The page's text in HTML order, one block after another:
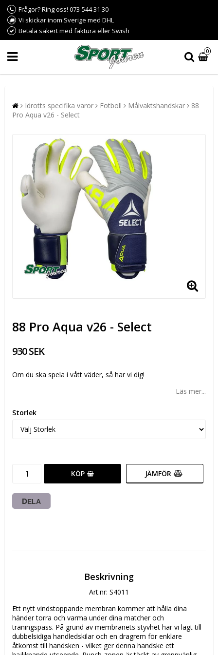
Frågor? Ring oss! 073-544 31 30
Vi skickar inom Sverige med DHL
Betala säkert med faktura eller Swish
0
Idrotts specifika varor Fotboll Målvaktshandskar
88
Pro Aqua v26 - Select
88 Pro Aqua v26 - Select
930 SEK
Om du ska spela i vått väder, så har vi dig!
Läs mer...
Storlek
KÖP JÄMFÖR
DELA
Beskrivning
Art.nr: S4011
Ett nytt vindstoppande membran kommer att hålla dina
händer torra och varma under dina matcher och
träningspass. På grund av membranets styvhet har vi lagt till
dubbelsidiga handledskilar och en dragrem för enklare
åtkomst till handsken - vilket ger denna handske ett